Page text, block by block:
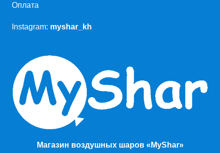
Оплата
Instagram: myshar_kh
Магазин воздушных шаров «MyShar»